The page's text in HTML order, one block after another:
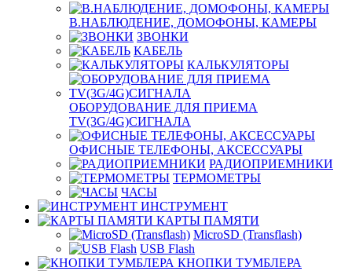
В.НАБЛЮДЕНИЕ, ДОМОФОНЫ, КАМЕРЫ
ЗВОНКИ
КАБЕЛЬ
КАЛЬКУЛЯТОРЫ
ОБОРУДОВАНИЕ ДЛЯ ПРИЕМА
TV(3G/4G)СИГНАЛА
ОФИСНЫЕ ТЕЛЕФОНЫ, АКСЕССУАРЫ
РАДИОПРИЕМНИКИ
ТЕРМОМЕТРЫ
ЧАСЫ
ИНСТРУМЕНТ
КАРТЫ ПАМЯТИ
MicroSD (Transflash)
USB Flash
КНОПКИ ТУМБЛЕРА